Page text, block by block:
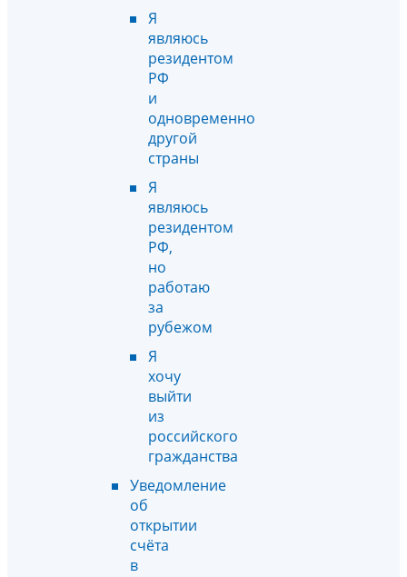
Я
являюсь
резидентом
РФ
и
одновременно
другой
страны
Я
являюсь
резидентом
РФ,
но
работаю
за
рубежом
Я
хочу
выйти
из
российского
гражданства
Уведомление
об
открытии
счёта
в